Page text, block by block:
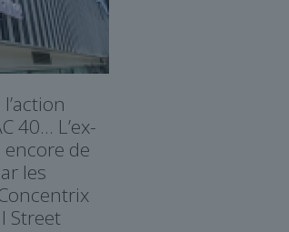
40… L’ex-
de
les
Street